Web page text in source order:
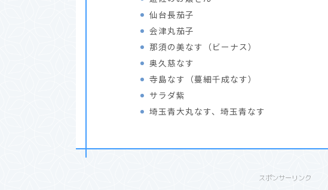
仙台長茄子
会津丸茄子
那須の美なす（ビーナス）
奥久慈なす
寺島なす（蔓細千成なす）
サラダ紫
埼玉青大丸なす、埼玉青なす
スポンサーリンク